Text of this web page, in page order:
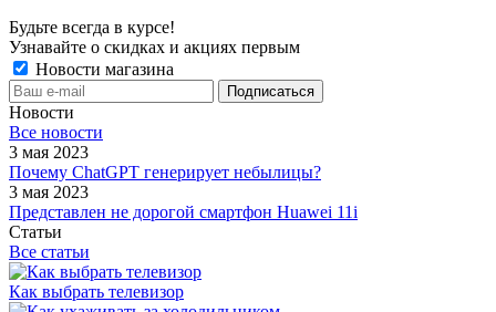
Будьте всегда в курсе!
Узнавайте о скидках и акциях первым
Новости магазина
Новости
Все новости
3 мая 2023
Почему ChatGPT генерирует небылицы?
3 мая 2023
Представлен не дорогой смартфон Huawei 11i
Статьи
Все статьи
Как выбрать телевизор